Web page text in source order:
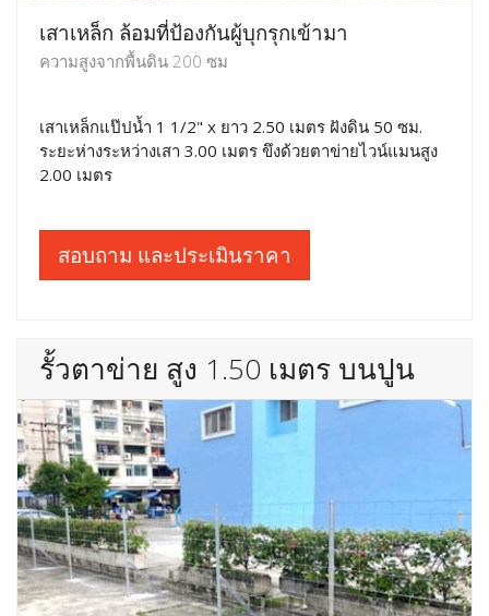
เสาเหล็ก ล้อมที่ป้องกันผู้บุกรุกเข้ามา
ความสูงจากพื้นดิน 200 ซม
เสาเหล็กแป๊ปน้ำ 1 1/2" x ยาว 2.50 เมตร ฝังดิน 50 ซม.
ระยะห่างระหว่างเสา 3.00 เมตร ขึงด้วยตาข่ายไวน์แมนสูง
2.00 เมตร
สอบถาม และประเมินราคา
รั้วตาข่าย สูง 1.50 เมตร บนปูน